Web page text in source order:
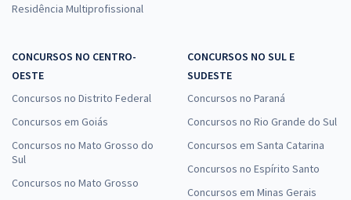
Residência Multiprofissional
CONCURSOS NO CENTRO-
OESTE
Concursos no Distrito Federal
Concursos em Goiás
Concursos no Mato Grosso do
Sul
Concursos no Mato Grosso
CONCURSOS NO SUL E
SUDESTE
Concursos no Paraná
Concursos no Rio Grande do Sul
Concursos em Santa Catarina
Concursos no Espírito Santo
Concursos em Minas Gerais